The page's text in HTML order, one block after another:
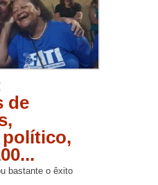
de
bastante o êxito